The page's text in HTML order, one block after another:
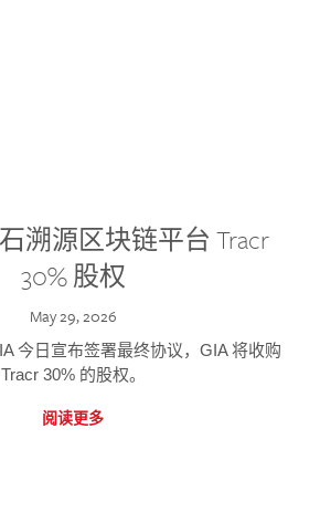
溯源区块链平台 Tracr
30% 股权
May 29, 2026
今日宣布签署最终协议，GIA 将收购
Tracr 30% 的股权。
阅读更多